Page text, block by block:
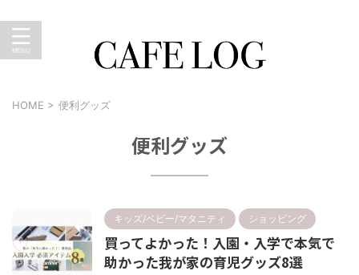
HOME > 便利グッズ
便利グッズ
キッズ/ベビー/マタニティ ショッピング
買ってよかった！入園・入学で本気で
助かった我が家の育児グッズ8選